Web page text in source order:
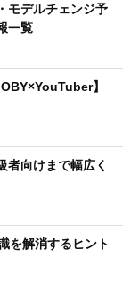
モデルチェンジ予
一覧
】
者向けまで幅広く
を解消するヒント